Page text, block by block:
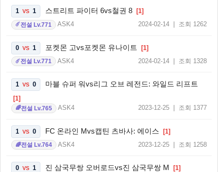
1 VS 1 스트리트 파이터 6vs철권 8 [1]
☄️전설 Lv.771 ASK4 2024-02-14 | 조회 1262
0 VS 1 포켓몬 고vs포켓몬 유나이트 [1]
☄️전설 Lv.771 ASK4 2024-02-14 | 조회 1328
1 VS 0 마블 슈퍼 워vs리그 오브 레전드: 와일드 리프트
[1]
🌈전설 Lv.765 ASK4 2023-12-25 | 조회 1377
1 VS 0 FC 온라인 Mvs캡틴 츠바사: 에이스 [1]
🌈전설 Lv.764 ASK4 2023-12-25 | 조회 1258
0 VS 1 진 삼국무쌍 오버로드vs진 삼국무쌍 M [1]